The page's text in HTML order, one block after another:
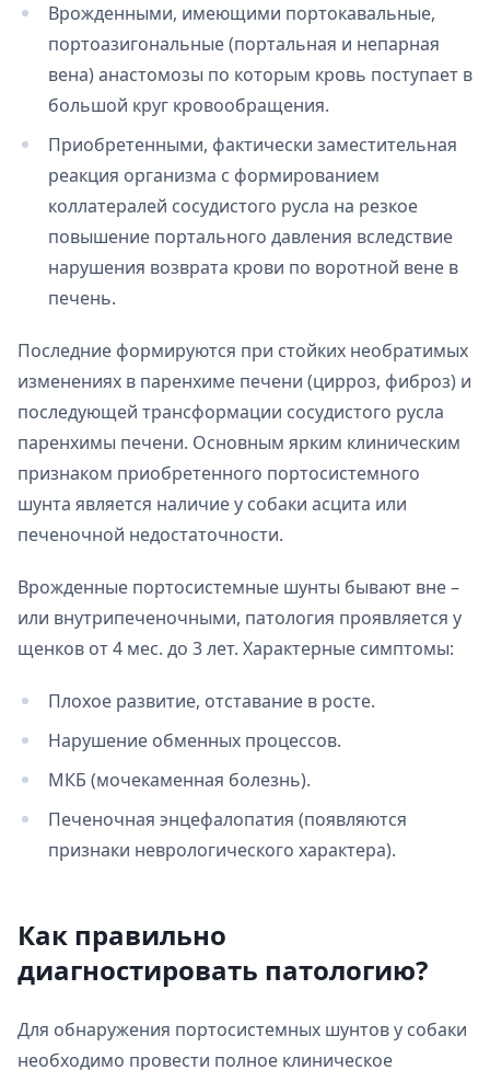
Врожденными, имеющими портокавальные,
портоазигональные (портальная и непарная
вена) анастомозы по которым кровь поступает в
большой круг кровообращения.
Приобретенными, фактически заместительная
реакция организма с формированием
коллатералей сосудистого русла на резкое
повышение портального давления вследствие
нарушения возврата крови по воротной вене в
печень.
Последние формируются при стойких необратимых
изменениях в паренхиме печени (цирроз, фиброз) и
последующей трансформации сосудистого русла
паренхимы печени. Основным ярким клиническим
признаком приобретенного портосистемного
шунта является наличие у собаки асцита или
печеночной недостаточности.
Врожденные портосистемные шунты бывают вне –
или внутрипеченочными, патология проявляется у
щенков от 4 мес. до 3 лет. Характерные симптомы:
Плохое развитие, отставание в росте.
Нарушение обменных процессов.
МКБ (мочекаменная болезнь).
Печеночная энцефалопатия (появляются
признаки неврологического характера).
Как правильно
диагностировать патологию?
Для обнаружения портосистемных шунтов у собаки
необходимо провести полное клиническое